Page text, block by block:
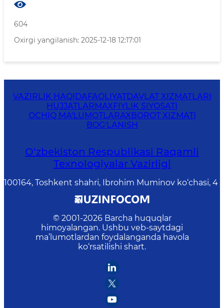
604
Oxirgi yangilanish: 2025-12-18 12:17:01
VAZIRLIK HAQIDAFAOLIYATDAVLAT XIZMATLARI
HUJJATLARMAXFIYLIK SIYOSATI
OCHIQ MA'LUMOTLARAXBOROT XIZMATI
BOG'LANISH
O‘zbekiston Respublikasi Raqamli
Texnologiyalar Vazirligi
100164, Toshkent shahri, Ibrohim Muminov ko‘chasi, 4
© 2001-2026 Barcha huquqlar
himoyalangan. Ushbu veb-saytdagi
ma’lumotlardan foydalanganda havola
ko‘rsatilishi shart.